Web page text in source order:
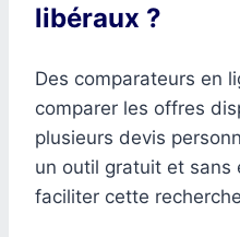
libéraux ?
Des comparateurs en
comparer les offres
plusieurs devis
un outil gratuit et sans
faciliter cette